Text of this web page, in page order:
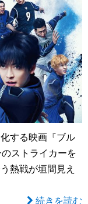
する映画『ブル
ストライカーを
熱戦が垣間見え
続きを読む